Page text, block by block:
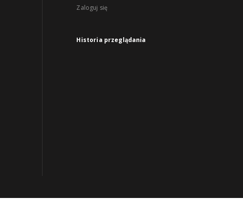
Zaloguj się
Historia przeglądania